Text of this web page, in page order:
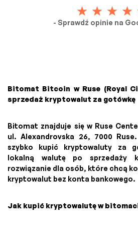
- Sprawdź opinie na
Bitomat Bitcoin w Ruse (Royal
sprzedaż kryptowalut za gotówkę
Bitomat znajduje się w Ruse
ul. Alexandrovska 26, 7000
szybko kupić kryptowaluty za
lokalną walutę po sprzedaży
rozwiązanie dla osób, które chcą
kryptowalut bez konta bankowego.
Jak kupić kryptowalutę w